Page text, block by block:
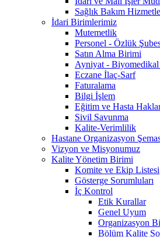
Sağlık Bakım
İdari Birimlerimiz
Mutemetlik
Personel - Özlük
Satın Alma Birimi
Ayniyat -
Eczane İlaç-Sarf
Faturalama
Bilgi İşlem
Eğitim ve Hasta
Sivil Savunma
Kalite-Verimlilik
Hastane Organizasyon
Vizyon ve Misyonumuz
Kalite Yönetim Birimi
Komite ve Ekip Listesi
Gösterge Sorumluları
İç Kontrol
Etik Kurallar
Genel Uyum
Organizasyon
Bölüm Kalite